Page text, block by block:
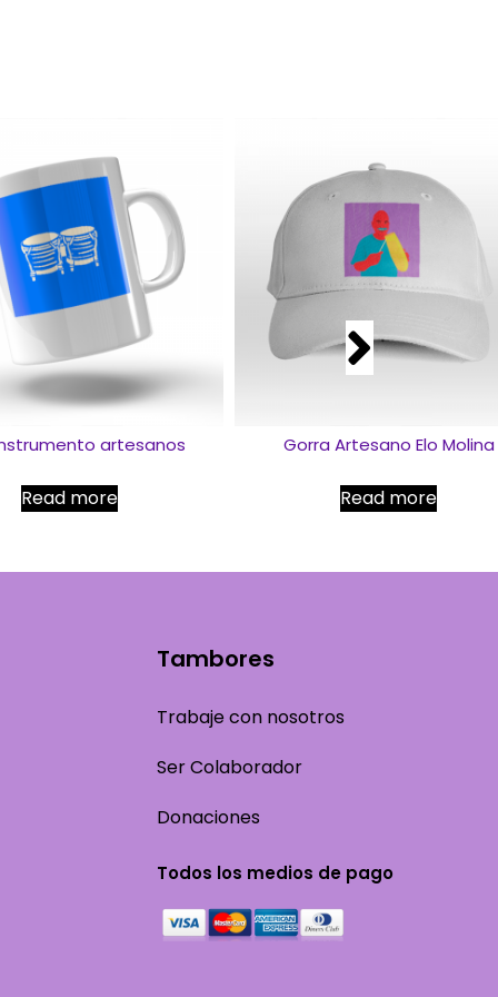
artesanos
Read more
Gorra Artesano Elo Molina
Read more
Tambores
Trabaje con nosotros
Ser Colaborador
Donaciones
Todos los medios de pago